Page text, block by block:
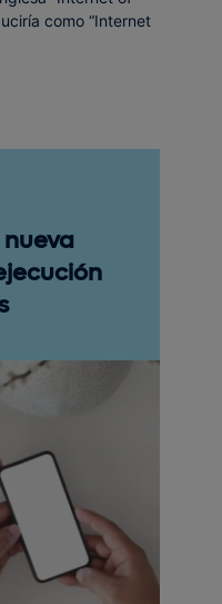
como “Internet
nueva